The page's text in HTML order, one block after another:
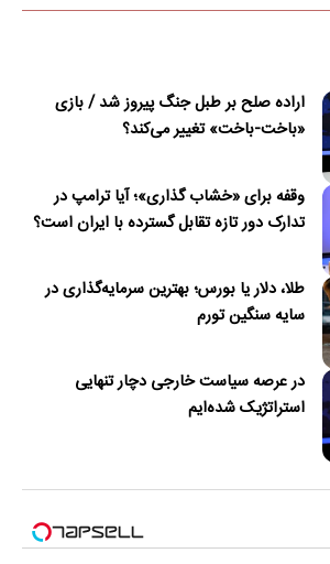
اراده صلح بر طبل جنگ پیروز شد / بازی
«باخت-باخت» تغییر می‌کند؟
وقفه برای «خشاب گذاری»؛ آیا ترامپ در
تدارک دور تازه تقابل گسترده با ایران است؟
طلا، دلار یا بورس؛ بهترین سرمایه‌گذاری در
سایه سنگین تورم
در عرصه سیاست خارجی دچار تنهایی
استراتژیک شده‌ایم